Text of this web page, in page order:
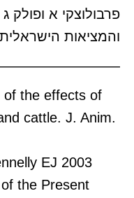
והמציאות
of the effects of
cattle. J. Anim.
EJ 2003
the Present